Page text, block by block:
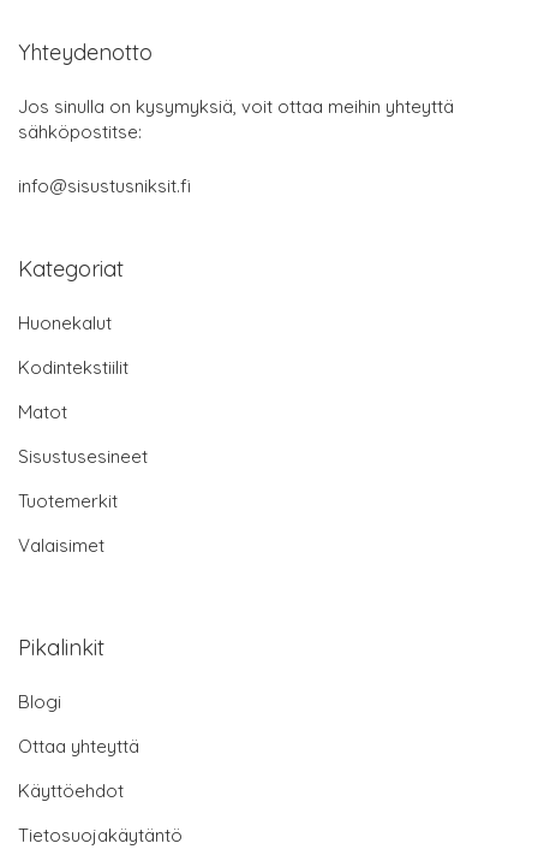
Yhteydenotto
Jos sinulla on kysymyksiä, voit ottaa meihin yhteyttä
sähköpostitse:
info@sisustusniksit.fi
Kategoriat
Huonekalut
Kodintekstiilit
Matot
Sisustusesineet
Tuotemerkit
Valaisimet
Pikalinkit
Blogi
Ottaa yhteyttä
Käyttöehdot
Tietosuojakäytäntö